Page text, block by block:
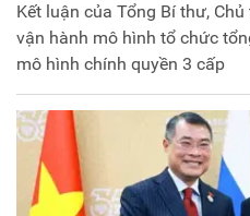
Kết luận của Tổng Bí thư,
vận hành mô hình tổ chức
mô hình chính quyền 3 cấp